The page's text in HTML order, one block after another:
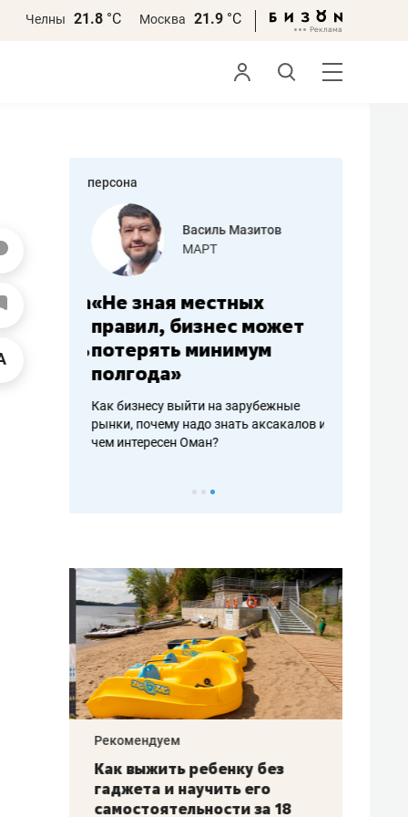
Челны 21.8 °С Москва 21.9 °С
персона
работа
Василь Мазитов
МАРТ
«Не зная местных
правил, бизнес может
потерять минимум
полгода»
Как бизнесу выйти на зарубежные
рынки, почему надо знать аксакалов и
чем интересен Оман?
–
Рекомендуем
Как выжить ребенку без
гаджета и научить его
самостоятельности за 18